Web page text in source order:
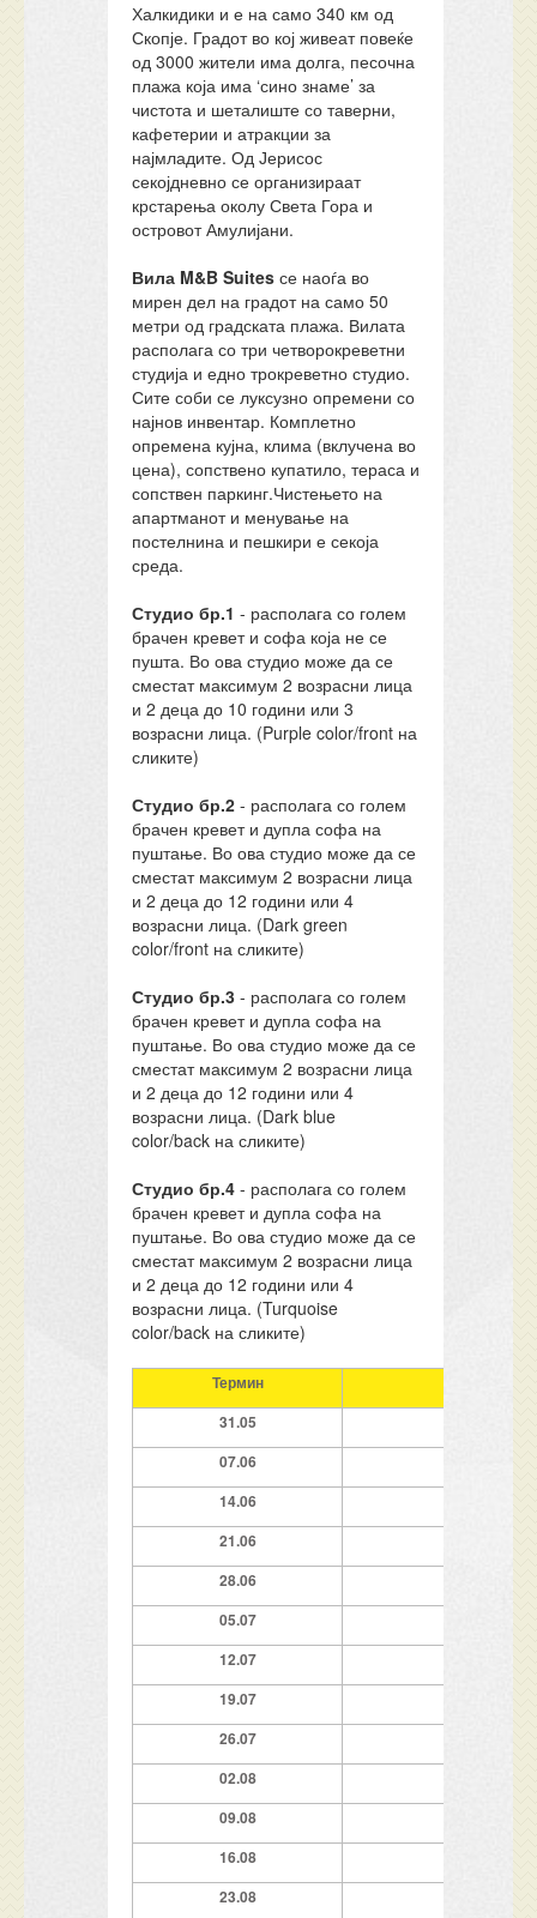
Халкидики и е на само 340 км од
Скопје. Градот во кој живеат повеќе
од 3000 жители има долга, песочна
плажа која има ‘сино знаме’ за
чистота и шеталиште со таверни,
кафетерии и атракции за
најмладите. Од Јерисос
секојдневно се организираат
крстарења околу Света Гора и
островот Амулијани.
Вила M&B Suites се наоѓа во
мирен дел на градот на само 50
метри од градската плажа. Вилата
располага со три четворокреветни
студија и едно трокреветно студио.
Сите соби се луксузно опремени со
најнов инвентар. Комплетно
опремена кујна, клима (вклучена во
цена), сопствено купатило, тераса и
сопствен паркинг.Чистењето на
апартманот и менување на
постелнина и пешкири е секоја
среда.
Студио бр.1 - располага со голем
брачен кревет и софа која не се
пушта. Во ова студио може да се
сместат максимум 2 возрасни лица
и 2 деца до 10 години или 3
возрасни лица. (Purple color/front на
сликите)
Студио бр.2 - располага со голем
брачен кревет и дупла софа на
пуштање. Во ова студио може да се
сместат максимум 2 возрасни лица
и 2 деца до 12 години или 4
возрасни лица. (Dark green
color/front на сликите)
Студио бр.3 - располага со голем
брачен кревет и дупла софа на
пуштање. Во ова студио може да се
сместат максимум 2 возрасни лица
и 2 деца до 12 години или 4
возрасни лица. (Dark blue
color/back на сликите)
Студио бр.4 - располага со голем
брачен кревет и дупла софа на
пуштање. Во ова студио може да се
сместат максимум 2 возрасни лица
и 2 деца до 12 години или 4
возрасни лица. (Turquoise
color/back на сликите)
Термин
31.05
07.06
14.06
21.06
28.06
05.07
12.07
19.07
26.07
02.08
09.08
16.08
23.08